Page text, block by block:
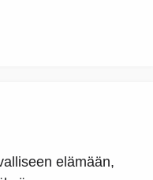
elämään,